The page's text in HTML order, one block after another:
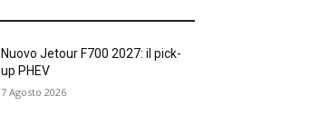
Nuovo Jetour F700 2027: il pick-
up PHEV
7 Agosto 2026